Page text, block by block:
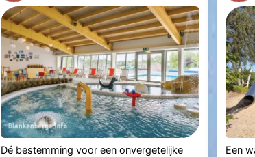
Dé bestemming voor een onvergetelijke
Een